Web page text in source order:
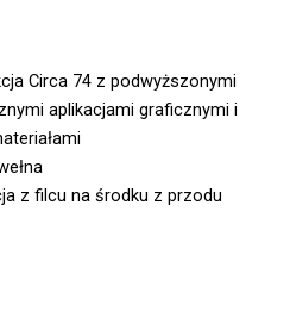
Circa 74 z podwyższonymi
aplikacjami graficznymi i
z filcu na środku z przodu